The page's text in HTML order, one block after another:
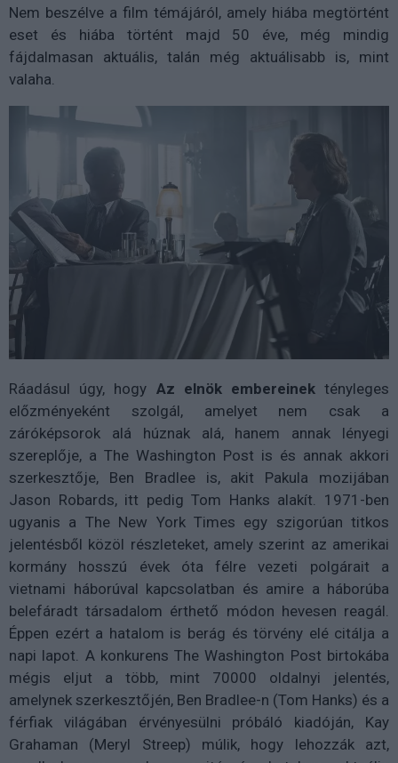
Nem beszélve a film témájáról, amely hiába megtörtént
eset és hiába történt majd 50 éve, még mindig
fájdalmasan aktuális, talán még aktuálisabb is, mint
valaha.
Ráadásul úgy, hogy Az elnök embereinektényleges
előzményeként szolgál, amelyet nem csak a
záróképsorok alá húznak alá, hanem annak lényegi
szereplője, a The Washington Post is és annak akkori
szerkesztője, Ben Bradlee is, akit Pakula mozijában
Jason Robards, itt pedig Tom Hanks alakít. 1971-ben
ugyanis a The New York Times egy szigorúan titkos
jelentésből közöl részleteket, amely szerint az amerikai
kormány hosszú évek óta félre vezeti polgárait a
vietnami háborúval kapcsolatban és amire a háborúba
belefáradt társadalom érthető módon hevesen reagál.
Éppen ezért a hatalom is berág és törvény elé citálja a
napi lapot. A konkurens The Washington Post birtokába
mégis eljut a több, mint 70000 oldalnyi jelentés,
amelynek szerkesztőjén, Ben Bradlee-n (Tom Hanks) és a
férfiak világában érvényesülni próbáló kiadóján, Kay
Grahaman (Meryl Streep) múlik, hogy lehozzák azt,